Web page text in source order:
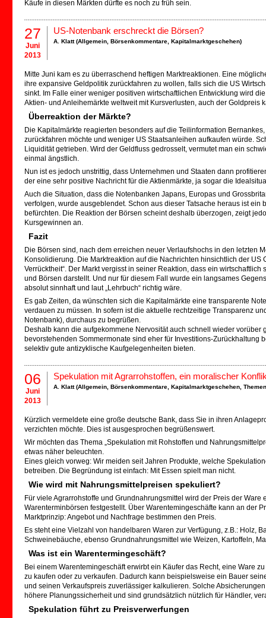
Käufe in diesen Märkten dürfte es noch zu früh sein.
27
Juni
2013
US-Notenbank erschreckt die Börsen?
A. Klatt (Allgemein Börsenkommentare Kapitalmarktgeschehen)
Mitte Juni kam es zu überraschend heftigen Marktreaktionen. Eine
ihre expansive Geldpolitik zurückfahren zu wollen, falls sich die US
sinkt. Im Falle einer weniger positiven wirtschaftlichen Entwicklung wird
Aktien- und Anleihemärkte weltweit mit Kursverlusten, auch der Goldpreis
Überreaktion der Märkte?
Die Kapitalmärkte reagierten besonders auf die Teilinformation
zurückfahren möchte und weniger US Staatsanleihen aufkaufen würde.
Liquidität getrieben. Wird der Geldfluss gedrosselt, vermutet man ein
einmal ängstlich.
Nun ist es jedoch unstrittig, dass Unternehmen und Staaten dann
der eine sehr positive Nachricht für die Aktienmärkte, ja sogar die
Auch die Situation, dass die Notenbanken Japans, Europas und
verfolgen, wurde ausgeblendet. Schon aus dieser Tatsache heraus ist
befürchten. Die Reaktion der Börsen scheint deshalb überzogen, zeigt
Kursgewinnen an.
Fazit
Die Börsen sind, nach dem erreichen neuer Verlaufshochs in den letzten
Konsolidierung. Die Marktreaktion auf die Nachrichten hinsichtlich der
Verrücktheit“. Der Markt vergisst in seiner Reaktion, dass ein
und Börsen darstellt. Und nur für diesem Fall wurde ein langsames
absolut sinnhaft und laut „Lehrbuch“ richtig wäre.
Es gab Zeiten, da wünschten sich die Kapitalmärkte eine transparente
verdauen zu müssen. In sofern ist die aktuelle rechtzeitige Transparenz
Notenbank), durchaus zu begrüßen.
Deshalb kann die aufgekommene Nervosität auch schnell wieder vorüber
bevorstehenden Sommermonate sind eher für Investitions-Zurückhaltung
selektiv gute antizyklische Kaufgelegenheiten bieten.
06
Juni
2013
Spekulation mit Agrarrohstoffen, ein moralischer
A. Klatt (Allgemein Börsenkommentare Kapitalmarktgeschehen Themen
Kürzlich vermeldete eine große deutsche Bank, dass Sie in ihren
verzichten möchte. Dies ist ausgesprochen begrüßenswert.
Wir möchten das Thema „Spekulation mit Rohstoffen und
etwas näher beleuchten.
Eines gleich vorweg: Wir meiden seit Jahren Produkte, welche
betreiben. Die Begründung ist einfach: Mit Essen spielt man nicht.
Wie wird mit Nahrungsmittelpreisen spekuliert?
Für viele Agrarrohstoffe und Grundnahrungsmittel wird der Preis der
Warenterminbörsen festgestellt. Über Warentemingeschäfte kann an der
Marktprinzip: Angebot und Nachfrage bestimmen den Preis.
Es steht eine Vielzahl von handelbaren Waren zur Verfügung, z.B.: Holz,
Schweinebäuche, ebenso Grundnahrungsmittel wie Weizen, Kartoffeln,
Was ist ein Warentermingeschäft?
Bei einem Warentemingeschäft erwirbt ein Käufer das Recht, eine Ware
zu kaufen oder zu verkaufen. Dadurch kann beispielsweise ein Bauer
und seinen Verkaufspreis zuverlässiger kalkulieren. Solche
höhere Planungssicherheit und sind grundsätzlich nützlich für Händler,
Spekulation führt zu Preisverwerfungen